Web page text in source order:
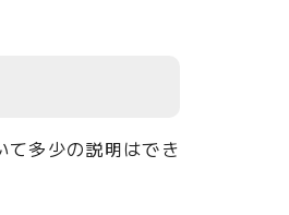
多少の説明はでき